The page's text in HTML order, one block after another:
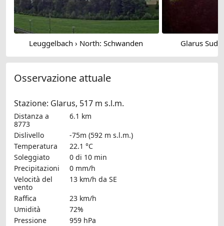
Leuggelbach › North: Schwanden Glarus Sud
Osservazione attuale
Stazione: Glarus, 517 m s.l.m.
Distanza a
8773
6.1 km
Dislivello
-75m (592 m s.l.m.)
Temperatura
22.1 °C
Soleggiato
0 di 10 min
Precipitazioni
0 mm/h
Velocità del
vento
13 km/h da SE
Raffica
23 km/h
Umidità
72%
Pressione
959 hPa